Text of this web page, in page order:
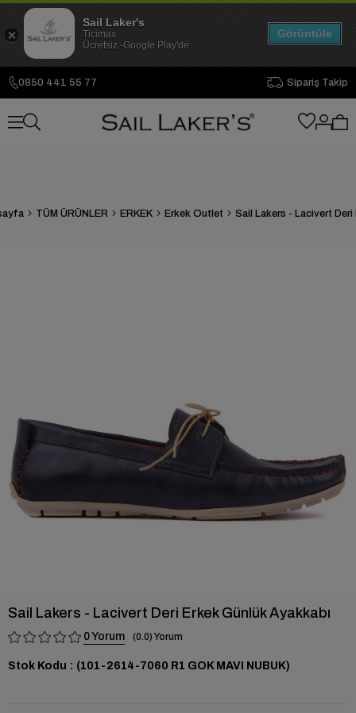
0850 441 55 77 Sipariş Takip
TÜM ÜRÜNLER ERKEK Erkek Outlet
Sail Lakers - Lacivert Deri Erkek Günlük Ayakkabı
0 0.0
Stok Kodu (101-2614-7060 R1 GOK MAVI NUBUK)
Sail Laker's
Ticimax
Ücretsiz -Google Play'de
Görüntüle